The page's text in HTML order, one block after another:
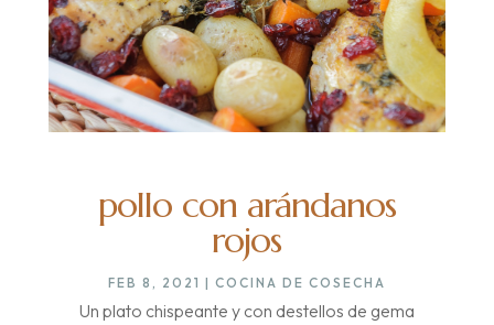
pollo con arándanos
rojos
FEB 8, 2021 | COCINA DE COSECHA
Un plato chispeante y con destellos de gema